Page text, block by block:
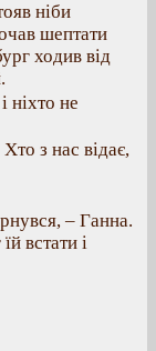
ніби
шептати
ходив від
ніхто не
з нас відає,
– Ганна.
встати і